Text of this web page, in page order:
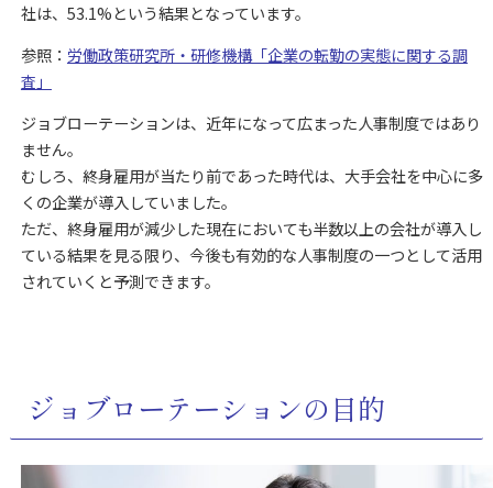
社は、53.1%という結果となっています。
参照： 労働政策研究所・研修機構「企業の転勤の実態に関する調
査」
ジョブローテーションは、近年になって広まった人事制度ではあり
ません。
むしろ、終身雇用が当たり前であった時代は、大手会社を中心に多
くの企業が導入していました。
ただ、終身雇用が減少した現在においても半数以上の会社が導入し
ている結果を見る限り、今後も有効的な人事制度の一つとして活用
されていくと予測できます。
ジョブローテーションの目的